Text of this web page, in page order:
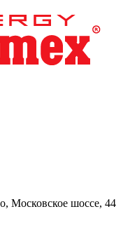
Московское шоссе, 44